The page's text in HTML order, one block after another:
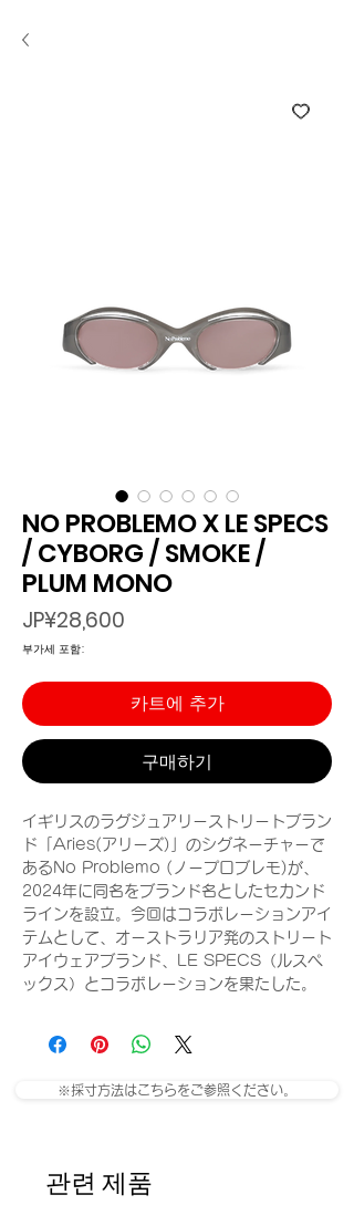
NO PROBLEMO X LE SPECS
/ CYBORG / SMOKE /
PLUM MONO
JP¥28,600
부가세 포함:
카트에 추가
구매하기
イギリスのラグジュアリーストリートブラン
ド「Aries(アリーズ)」のシグネーチャーで
あるNo Problemo (ノープロブレモ)が、
2024年に同名をブランド名としたセカンド
ラインを設立。今回はコラボレーションアイ
テムとして、オーストラリア発のストリート
アイウェアブランド、LE SPECS（ルスペ
ックス）とコラボレーションを果たした。
※採寸方法はこちらをご参照ください。
관련 제품